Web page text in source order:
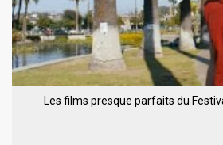
Les films presque parfaits du